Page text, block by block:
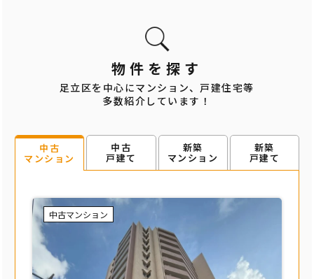
物件を探す
足立区を中心にマンション、戸建住宅等
多数紹介しています！
中古
マンション
中古
戸建て
新築
マンション
新築
戸建て
中古マンション